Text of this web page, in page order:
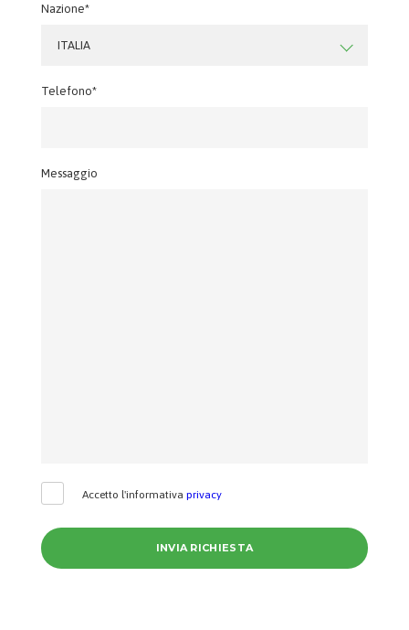
Nazione*
ITALIA
Telefono*
Messaggio
Accetto l'informativa privacy